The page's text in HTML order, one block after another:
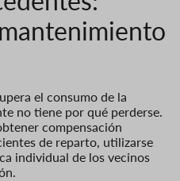
el consumo de la
no tiene por qué perderse.
compensación
de reparto, utilizarse
individual de los vecinos